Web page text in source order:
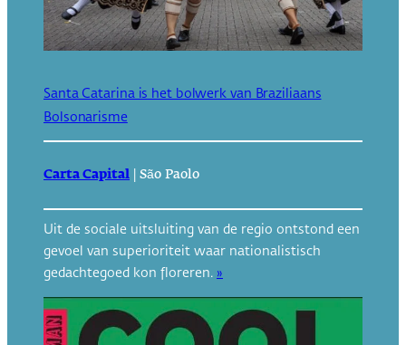
Santa Catarina is het bolwerk van Braziliaans
Bolsonarisme
Carta Capital São Paolo
Uit de sociale uitsluiting van de regio ontstond een
gevoel van superioriteit waar nationalistisch
gedachtegoed kon floreren. »